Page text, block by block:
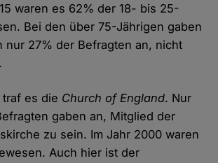
waren es 62% der 18- bis 25-
Bei den über 75-Jährigen gaben
nur 27% der Befragten an, nicht
es die Church of England. Nur
gaben an, Mitglied der
zu sein. Im Jahr 2000 waren
Auch hier ist der